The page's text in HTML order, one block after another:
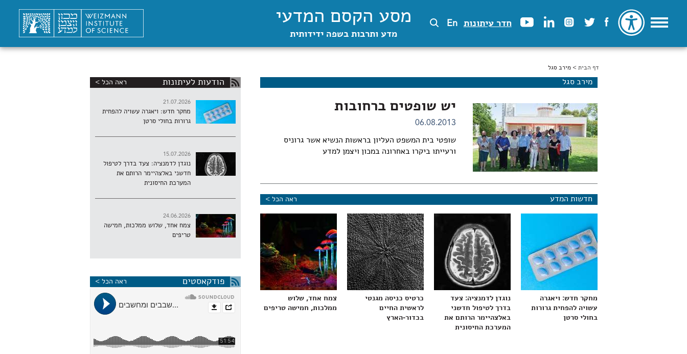
חדר עיתונות En מסע הקסם המדעי
מדע ותרבות בשפה ידידותית
הינך נמצא כאן
דף הבית > מירב סגל
מירב סגל
יש שופטים ברחובות
06.08.2013
שופטי בית המשפט העליון בראשות הנשיא אשר גרוניס
ורעייתו ביקרו באחרונה במכון ויצמן למדע
חדשות המדע ראה הכל >
מחקר חדש: ויאגרה
עשויה להפחית גרורות
בחולי סרטן
נוגדן לדמנציה: צעד
בדרך לטיפול חדשני
באלצהיימר הרותם את
המערכת החיסונית
כרטיס כניסה מגנטי
לראשית החיים
בכדור-הארץ
צמח אחד, שלוש
ממלכות, חמישה טריפים
הודעות לעיתונות ראה הכל >
21.07.2026
מחקר חדש: ויאגרה עשויה להפחית
גרורות בחולי סרטן
15.07.2026
נוגדן לדמנציה: צעד בדרך לטיפול
חדשני באלצהיימר הרותם את
המערכת החיסונית
24.06.2026
צמח אחד, שלוש ממלכות, חמישה
טריפים
פודקאסטים ראה הכל >